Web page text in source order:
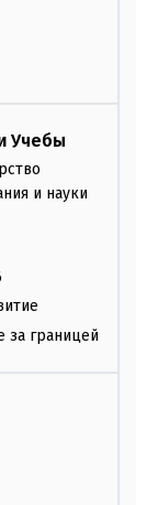
Учебы
и науки
за границей